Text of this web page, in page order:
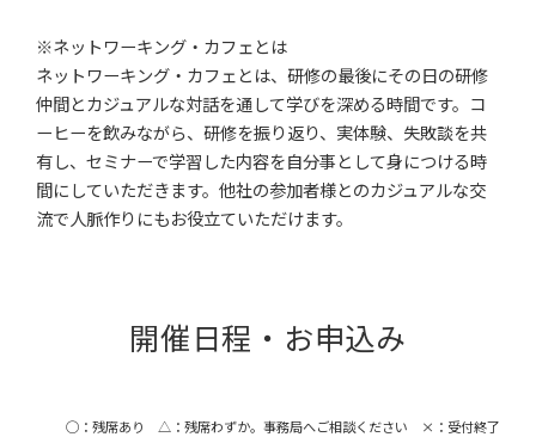
※ネットワーキング・カフェとは
ネットワーキング・カフェとは、研修の最後にその日の研修
仲間とカジュアルな対話を通して学びを深める時間です。コ
ーヒーを飲みながら、研修を振り返り、実体験、失敗談を共
有し、セミナーで学習した内容を自分事として身につける時
間にしていただきます。他社の参加者様とのカジュアルな交
流で人脈作りにもお役立ていただけます。
開催⽇程・お申込み
◯：残席あり △：残席わずか。事務局へご相談ください ×：受付終了